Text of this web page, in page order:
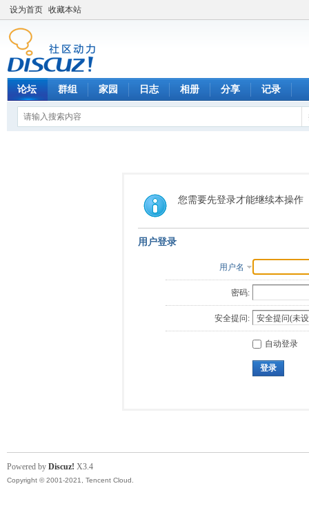
设为首页 收藏本站
论坛 群组 家园 日志 相册 分享 记录
您需要先登录才能继续本操作
用户登录
用户名
密码:
安全提问:
自动登录
登录
Powered by Discuz! X3.4
Copyright © 2001-2021, Tencent Cloud.